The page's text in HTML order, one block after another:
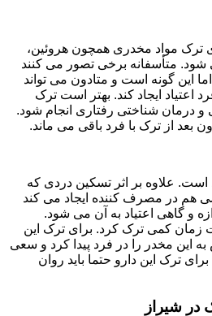
ترک مواد مخدری همچون هروئین،
شود. متأسفانه برخی تصور می کنند
این گونه است و متادون می تواند
اعتیاد ایجاد کند. بهتر است ترک
و درمان شناختی رفتاری انجام شود.
بعد از ترک با فرد باقی می ماند.
علاوه بر اثر تسکین دردی که
هم در مصرف کننده ایجاد می کند
و گاهی اعتیاد به آن می شود.
زمان کمی ترک کرد. برای ترک این
به این مخدر را در فرد پیدا کرد و سعی
ترک این دارو حتما باید روان
در شیراز